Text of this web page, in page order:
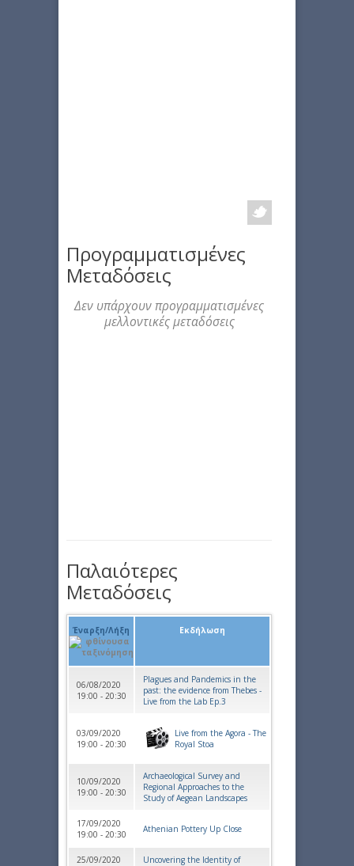
Προγραμματισμένες
Μεταδόσεις
Δεν υπάρχουν προγραμματισμένες
μελλοντικές μεταδόσεις
Παλαιότερες
Μεταδόσεις
Έναρξη/Λήξη Εκδήλωση
06/08/2020
19:00 - 20:30
Plagues and Pandemics in the
past: the evidence from Thebes -
Live from the Lab Ep.3
03/09/2020
19:00 - 20:30
Live from the Agora - The
Royal Stoa
10/09/2020
19:00 - 20:30
Archaeological Survey and
Regional Approaches to the
Study of Aegean Landscapes
17/09/2020
19:00 - 20:30
Athenian Pottery Up Close
25/09/2020
Uncovering the Identity of